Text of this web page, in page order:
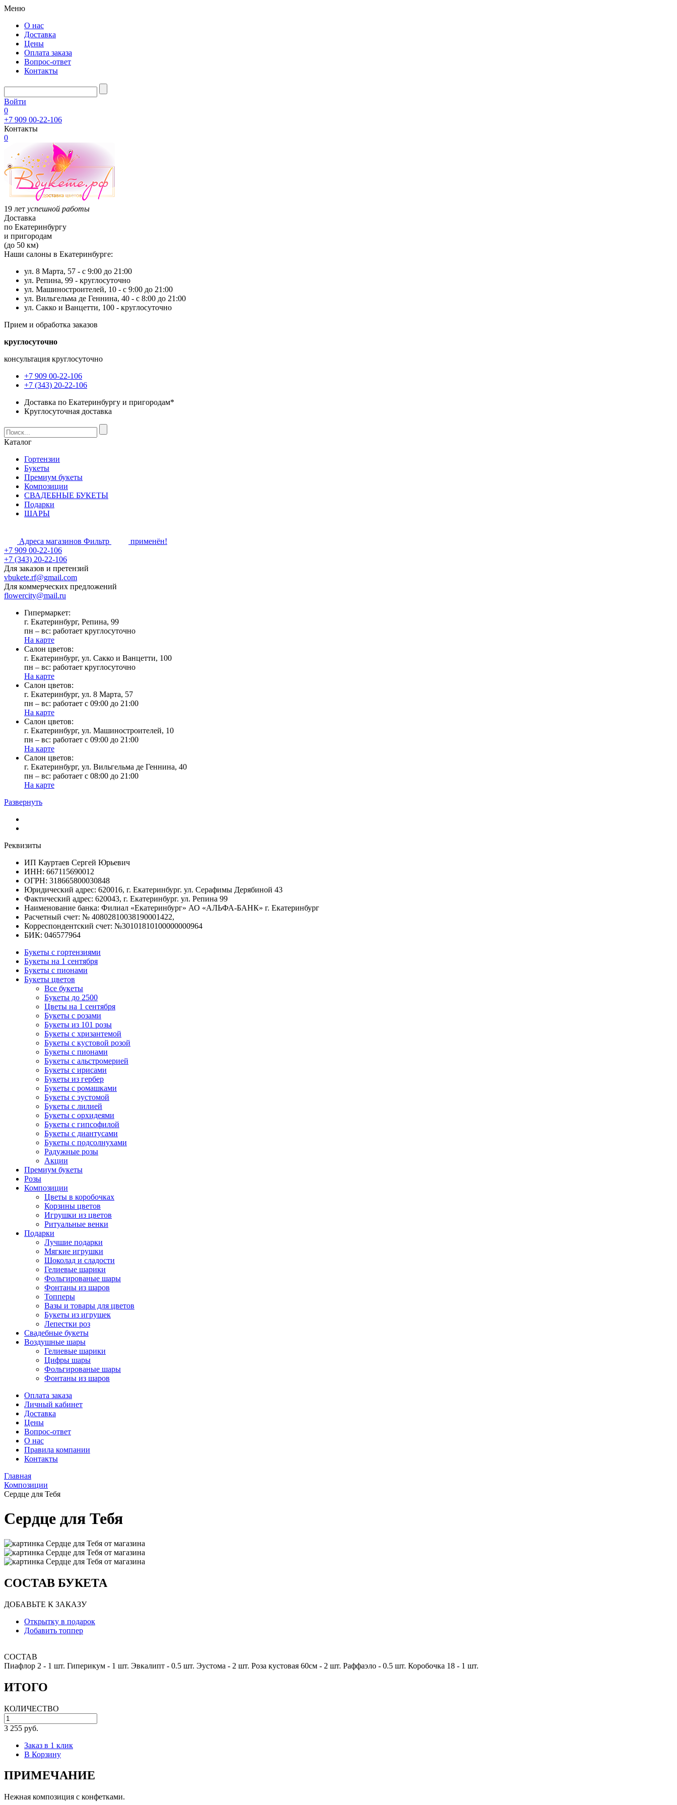
Меню
О нас
Доставка
Цены
Оплата заказа
Вопрос-ответ
Контакты
Войти
0
+7 909 00-22-106
Контакты
0
19 лет успешной работы
Доставка
по Екатеринбургу
и пригородам
(до 50 км)
Наши салоны в Екатеринбурге:
ул. 8 Марта, 57 - с 9:00 до 21:00
ул. Репина, 99 - круглосуточно
ул. Машиностроителей, 10 - с 9:00 до 21:00
ул. Вильгельма де Геннина, 40 - с 8:00 до 21:00
ул. Сакко и Ванцетти, 100 - круглосуточно
Прием и обработка заказов
круглосуточно
консультация круглосуточно
+7 909 00-22-106
+7 (343) 20-22-106
Доставка по Екатеринбургу и пригородам*
Круглосуточная доставка
Каталог
Гортензии
Букеты
Премиум букеты
Композиции
СВАДЕБНЫЕ БУКЕТЫ
Подарки
ШАРЫ
Адреса магазинов Фильтр
применён!
+7 909 00-22-106
+7 (343) 20-22-106
Для заказов и претензий
vbukete.rf@gmail.com
Для коммерческих предложений
flowercity@mail.ru
Гипермаркет:
г. Екатеринбург, Репина, 99
пн – вс: работает круглосуточно
На карте
Cалон цветов:
г. Екатеринбург, ул. Сакко и Ванцетти, 100
пн – вс: работает круглосуточно
На карте
Cалон цветов:
г. Екатеринбург, ул. 8 Марта, 57
пн – вс: работает с 09:00 до 21:00
На карте
Cалон цветов:
г. Екатеринбург, ул. Машиностроителей, 10
пн – вс: работает с 09:00 до 21:00
На карте
Cалон цветов:
г. Екатеринбург, ул. Вильгельма де Геннина, 40
пн – вс: работает с 08:00 до 21:00
На карте
Развернуть
Реквизиты
ИП Кауртаев Сергей Юрьевич
ИНН: 667115690012
ОГРН: 318665800030848
Юридический адрес: 620016, г. Екатеринбург. ул. Серафимы Дерябиной 43
Фактический адрес: 620043, г. Екатеринбург. ул. Репина 99
Наименование банка: Филиал «Екатеринбург» АО «АЛЬФА-БАНК» г. Екатеринбург
Расчетный счет: № 40802810038190001422,
Корреспондентский счет: №30101810100000000964
БИК: 046577964
Букеты с гортензиями
Букеты на 1 сентября
Букеты с пионами
Букеты цветов
Все букеты
Букеты до 2500
Цветы на 1 сентября
Букеты с розами
Букеты из 101 розы
Букеты с хризантемой
Букеты с кустовой розой
Букеты с пионами
Букеты с альстромерией
Букеты с ирисами
Букеты из гербер
Букеты с ромашками
Букеты с эустомой
Букеты с лилией
Букеты с орхидеями
Букеты с гипсофилой
Букеты с диантусами
Букеты с подсолнухами
Радужные розы
Акции
Премиум букеты
Розы
Композиции
Цветы в коробочках
Корзины цветов
Игрушки из цветов
Ритуальные венки
Подарки
Лучшие подарки
Мягкие игрушки
Шоколад и сладости
Гелиевые шарики
Фольгированые шары
Фонтаны из шаров
Топперы
Вазы и товары для цветов
Букеты из игрушек
Лепестки роз
Свадебные букеты
Воздушные шары
Гелиевые шарики
Цифры шары
Фольгированые шары
Фонтаны из шаров
Оплата заказа
Личный кабинет
Доставка
Цены
Вопрос-ответ
О нас
Правила компании
Контакты
Главная
Композиции
Сердце для Тебя
Сердце для Тебя
СОСТАВ БУКЕТА
ДОБАВЬТЕ К ЗАКАЗУ
Открытку в подарок
Добавить топпер
СОСТАВ
Пиафлор 2 - 1 шт. Гиперикум - 1 шт. Эвкалипт - 0.5 шт. Эустома - 2 шт. Роза кустовая 60см - 2 шт. Раффаэло - 0.5 шт. Коробочка 18 - 1 шт.
ИТОГО
КОЛИЧЕСТВО
3 255 руб.
Заказ в 1 клик
В Корзину
ПРИМЕЧАНИЕ
Нежная композиция с конфетками.